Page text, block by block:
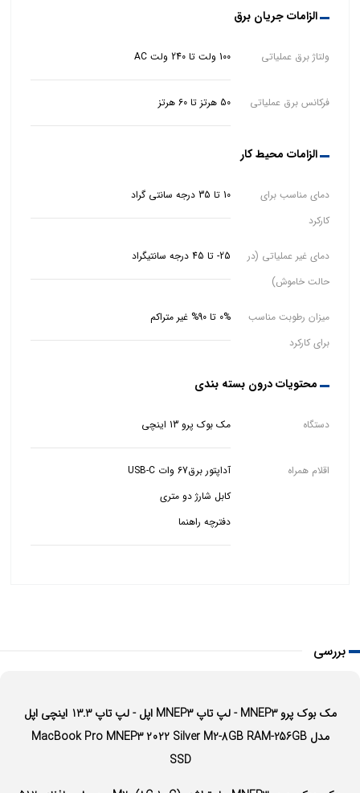
الزامات جریان برق
ولتاژ برق عملیاتی 100 ولت تا 240 ولت AC
فرکانس برق عملیاتی 50 هرتز تا 60 هرتز
الزامات محیط کار
دمای مناسب برای
کارکرد
10 تا 35 درجه سانتی گراد
دمای غیر عملیاتی (در
حالت خاموش)
25- تا 45 درجه سانتیگراد
میزان رطوبت مناسب
برای کارکرد
0% تا 90% غیر متراکم
محتویات درون بسته بندی
دستگاه مک بوک پرو 13 اینچی
اقلام همراه
آداپتور برق67 وات USB-C
کابل شارژ دو متری
دفترچه راهنما
بررسی
مک بوک پرو MNEP3 - لپ تاپ MNEP3 اپل - لپ تاپ 13.3 اینچی اپل
مدل MacBook Pro MNEP3 2022 Silver M2-8GB RAM-256GB
SSD